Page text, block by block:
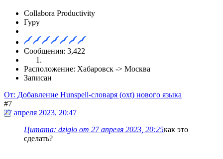
Collabora Productivity
Гуру
Сообщения: 3,422
Расположение: Хабаровск -> Москва
Записан
От: Добавление Hunspell-словаря (oxt) нового языка
#7
27 апреля 2023, 20:47
Цитата: dziglo от 27 апреля 2023, 20:25как это
сделать?